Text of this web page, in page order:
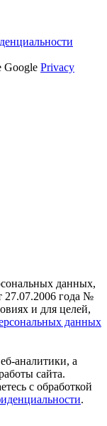
Google Privacy
данных,
27.07.2006 года №
и для целей,
данных
аналитики, а
сайта.
с обработкой
.